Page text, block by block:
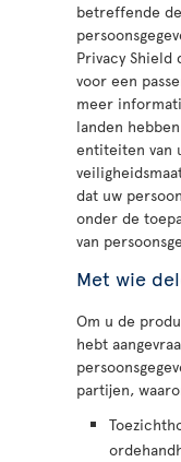
betreffende
Privacy Shield
voor een
meer
landen
entiteiten van
dat uw
onder de
van
Met wie
Om u de
hebt
partijen,